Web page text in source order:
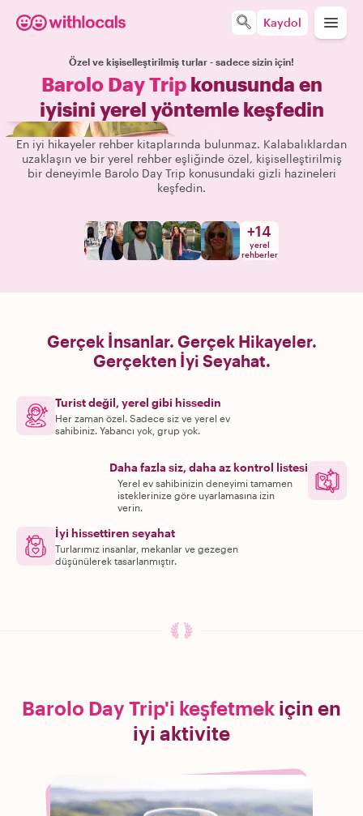
Kaydol
Özel ve kişiselleştirilmiş turlar - sadece sizin için!
Barolo Day Tripkonusunda en
iyisini yerel yöntemle keşfedin
En iyi hikayeler rehber kitaplarında bulunmaz. Kalabalıklardan
uzaklaşın ve bir yerel rehber eşliğinde özel, kişiselleştirilmiş
bir deneyimle Barolo Day Trip konusundaki gizli hazineleri
keşfedin.
+14
yerel
rehberler
Gerçek İnsanlar. Gerçek Hikayeler.
Gerçekten İyi Seyahat.
Turist değil, yerel gibi hissedin
Her zaman özel. Sadece siz ve yerel ev
sahibiniz. Yabancı yok, grup yok.
Daha fazla siz, daha az kontrol listesi
Yerel ev sahibinizin deneyimi tamamen
isteklerinize göre uyarlamasına izin
verin.
İyi hissettiren seyahat
Turlarımız insanlar, mekanlar ve gezegen
düşünülerek tasarlanmıştır.
Barolo Day Trip'i keşfetmek için en
iyi aktivite